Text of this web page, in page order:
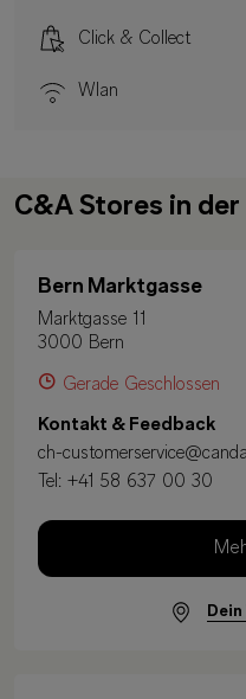
Click & Collect
Wlan
C&A Stores in der
Bern Marktgasse
Marktgasse 11
3000 Bern
Gerade Geschlossen
Kontakt & Feedback
ch-
Tel: +41 58 637 00 30